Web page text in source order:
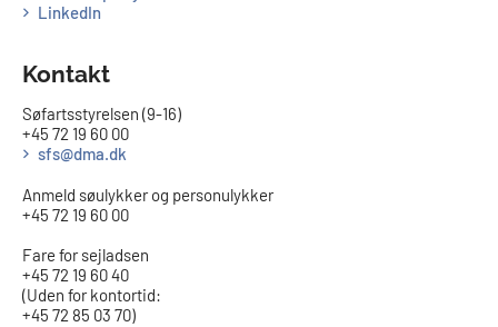
LinkedIn
Kontakt
Søfartsstyrelsen (9-16)
+45 72 19 60 00
sfs@dma.dk
Anmeld søulykker og personulykker
+45 72 19 60 00
Fare for sejladsen
+45 72 19 60 40
(Uden for kontortid:
+45 72 85 03 70)